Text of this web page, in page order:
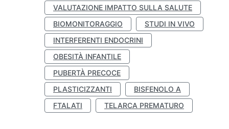
VALUTAZIONE IMPATTO SULLA SALUTE
BIOMONITORAGGIO
STUDI IN VIVO
INTERFERENTI ENDOCRINI
OBESITÀ INFANTILE
PUBERTÀ PRECOCE
PLASTICIZZANTI
BISFENOLO A
FTALATI
TELARCA PREMATURO